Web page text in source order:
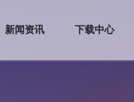
新闻资讯 下载中心